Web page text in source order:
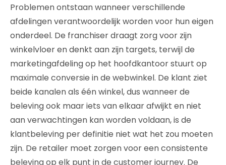
Problemen ontstaan wanneer verschillende
afdelingen verantwoordelijk worden voor hun eigen
onderdeel. De franchiser draagt zorg voor zijn
winkelvloer en denkt aan zijn targets, terwijl de
marketingafdeling op het hoofdkantoor stuurt op
maximale conversie in de webwinkel. De klant ziet
beide kanalen als één winkel, dus wanneer de
beleving ook maar iets van elkaar afwijkt en niet
aan verwachtingen kan worden voldaan, is de
klantbeleving per definitie niet wat het zou moeten
zijn. De retailer moet zorgen voor een consistente
beleving op elk punt in de customer journey. De